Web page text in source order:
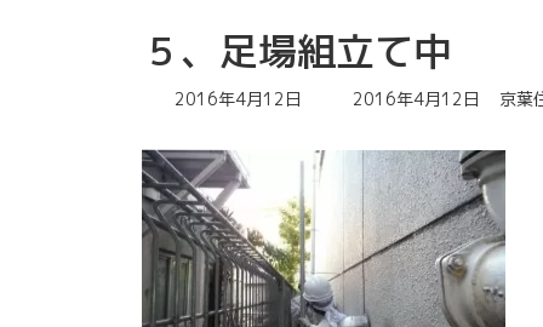
５、足場組立て中
2016年4月12日
最
更
日
時
2016年4月12日 京葉